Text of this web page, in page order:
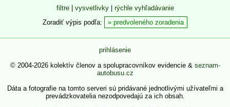
filtre| vysvetlivky| rýchle vyhľadávanie
Zoradiť výpis podľa:
predvoleného zoradenia
prihlásenie
© 2004-2026 kolektív členov a spolupracovníkov evidencie & seznam-
autobusu.cz
Dáta a fotografie na tomto serveri sú pridávané jednotlivými užívateľmi a
prevádzkovatelia nezodpovedajú za ich obsah.